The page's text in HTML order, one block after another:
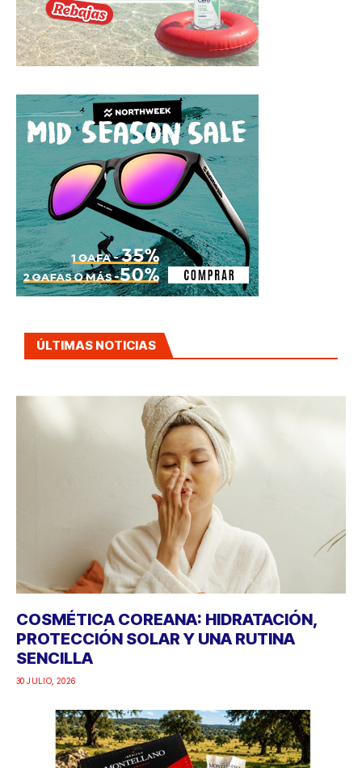
ÚLTIMAS NOTICIAS
COSMÉTICA COREANA: HIDRATACIÓN,
PROTECCIÓN SOLAR Y UNA RUTINA
SENCILLA
30 JULIO, 2026